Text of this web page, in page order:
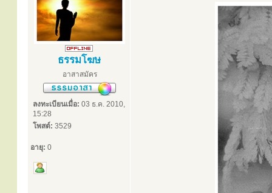
ธรรมโฆษ
อาสาสมัคร
ลงทะเบียนเมื่อ: 03 ธ.ค. 2010,
15:28
โพสต์: 3529
อายุ: 0